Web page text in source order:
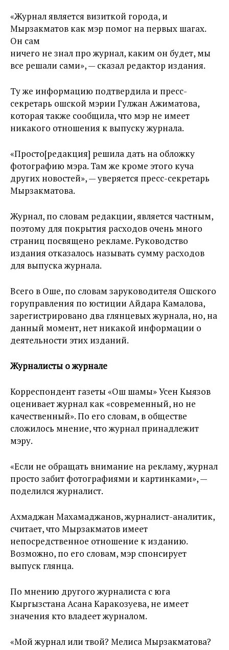
«Журнал является визиткой города, и
Мырзакматов как мэр помог на первых шагах.
Он сам
ничего не знал про журнал, каким он будет, мы
все решали сами», — сказал редактор издания.
Ту же информацию подтвердила и пресс-
секретарь ошской мэрии Гулжан Ажиматова,
которая также сообщила, что мэр не имеет
никакого отношения к выпуску журнала.
«Просто[редакция] решила дать на обложку
фотографию мэра. Там же кроме этого куча
других новостей», — уверяется пресс-секретарь
Мырзакматова.
Журнал, по словам редакции, является частным,
поэтому для покрытия расходов очень много
страниц посвящено рекламе. Руководство
издания отказалось называть сумму расходов
для выпуска журнала.
Всего в Оше, по словам заруководителя Ошского
горуправления по юстиции Айдара Камалова,
зарегистрировано два глянцевых журнала, но, на
данный момент, нет никакой информации о
деятельности этих изданий.
Журналисты о журнале
Корреспондент газеты «Ош шамы» Усен Кыязов
оценивает журнал как «современный, но не
качественный». По его словам, в обществе
сложилось мнение, что журнал принадлежит
мэру.
«Если не обращать внимание на рекламу, журнал
просто забит фотографиями и картинками», —
поделился журналист.
Ахмаджан Махамаджанов, журналист-аналитик,
считает, что Мырзакматов имеет
непосредственное отношение к изданию.
Возможно, по его словам, мэр спонсирует
выпуск глянца.
По мнению другого журналиста с юга
Кыргызстана Асана Каракозуева, не имеет
значения кто владеет журналом.
«Мой журнал или твой? Мелиса Мырзакматова?